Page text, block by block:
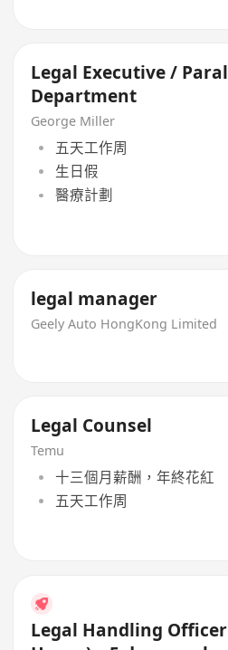
Legal Executive /
Department
George Miller
五天工作周
生日假
醫療計劃
legal manager
Geely Auto HongKong Limited
Legal Counsel
Temu
十三個月薪酬，年終花紅
五天工作周
Legal Handling